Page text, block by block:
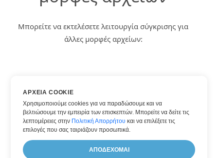
Μπορείτε να εκτελέσετε λειτουργία σύγκρισης για
άλλες μορφές αρχείων:
Συγκρίνω DOCX
Συγκρίνω HTML
Συγκρίνω PDF
Συγκρίνω WORD
ΑΡΧΕΊΑ COOKIE
Χρησιμοποιούμε cookies για να παραδώσουμε και να
βελτιώσουμε την εμπειρία των επισκεπτών. Μπορείτε να δείτε τις
λεπτομέρειες στην Πολιτική Απορρήτου και να επιλέξετε τις
επιλογές που σας ταιριάζουν προσωπικά.
ΑΠΟΔΈΧΟΜΑΙ